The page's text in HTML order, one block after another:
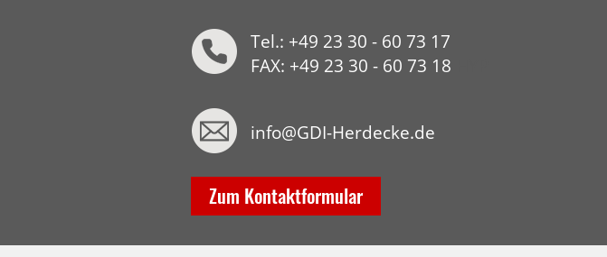
Tel.: +49 23 30 - 60 73 17
FAX: +49 23 30 - 60 73 18
info@GDI-Herdecke.de
Zum Kontaktformular